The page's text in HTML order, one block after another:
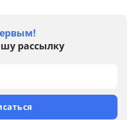
рассылку